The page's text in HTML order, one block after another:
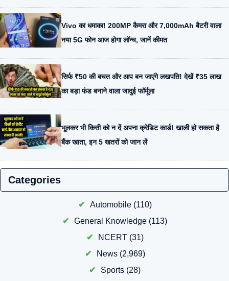
Vivo का धमाका! 200MP कैमरा और 7,000mAh बैटरी वाला
नया 5G फोन आज होगा लॉन्च, जानें कीमत
सिर्फ ₹50 की बचत और आप बन जाएंगे लखपति! देखें ₹35 लाख
का बड़ा फंड बनाने वाला जादुई फॉर्मूला
भूलकर भी किसी को न दें अपना क्रेडिट कार्ड! खाली हो सकता है
बैंक खाता, इन 5 खतरों को जान लें
Categories
Automobile(110)
General Knowledge (113)
NCERT(31)
News(2,969)
Sports (28)